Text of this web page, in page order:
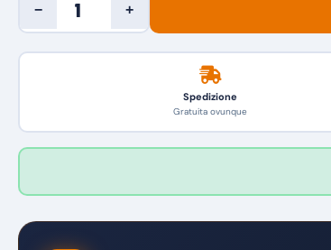
− +
Spedizione
Gratuita ovunque